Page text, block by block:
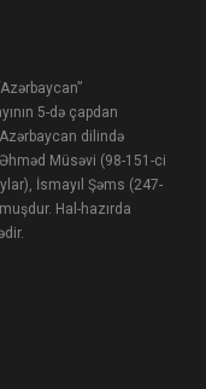
5-də çapdan
dilində
Əhməd Müsəvi (98-151-ci
İsmayıl Şəms (247-
Hal-hazırda